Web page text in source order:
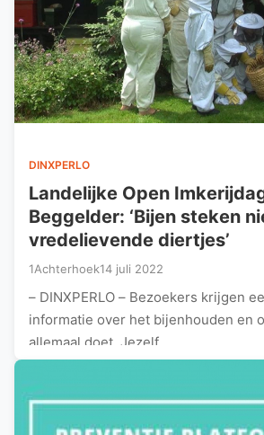
DINXPERLO
Landelijke Open
Beggelder: ‘Bijen steken
vredelievende diertjes’
1Achterhoek14 juli 2022
– DINXPERLO – Bezoekers krijgen
informatie over het bijenhouden en
allemaal doet. Jezelf…